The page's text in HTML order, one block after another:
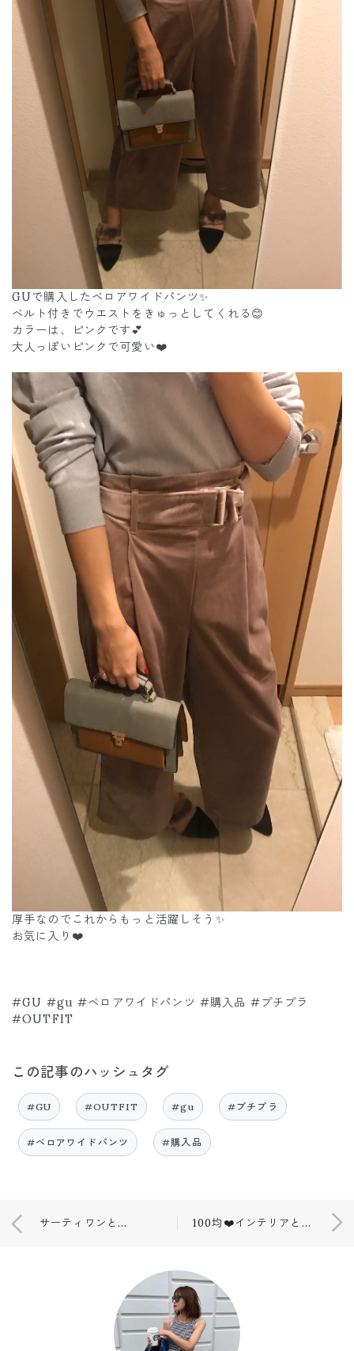
GUで購入したベロアワイドパンツ✨
ベルト付きでウエストをきゅっとしてくれる😊
カラーは、ピンクです💕
大人っぽいピンクで可愛い❤️
厚手なのでこれからもっと活躍しそう✨
お気に入り❤️
#GU #gu #ベロアワイドパンツ #購入品 #プチプラ
#OUTFIT
この記事のハッシュタグ
#GU #OUTFIT #gu #プチプラ
#ベロアワイドパンツ #購入品
サーティワンとミスド❤️🍩🍓 100均❤️インテリアとして✨